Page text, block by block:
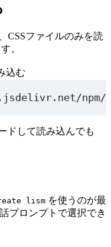
CSSファイルのみを読
。
込む
npm/
ドして読み込んでも
lism を使うのが最
プロンプトで選択でき